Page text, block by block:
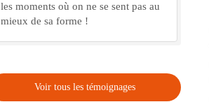
les moments où on ne se sent pas au
mieux de sa forme !
Voir tous les témoignages